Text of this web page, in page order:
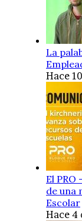
La
Hace
El PRO
de una
Escolar
Hace 4